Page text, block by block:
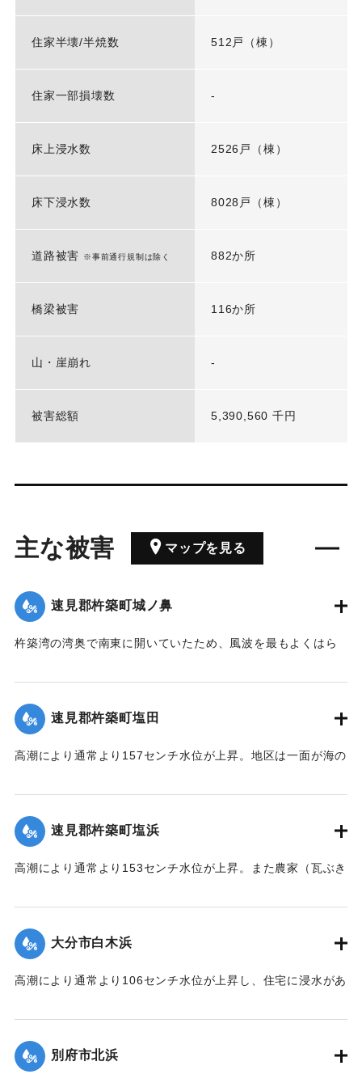
住家半壊/半焼数 512戸（棟）
住家一部損壊数 -
床上浸水数 2526戸（棟）
床下浸水数 8028戸（棟）
道路被害 ※事前通行規制は除く 882か所
橋梁被害 116か所
山・崖崩れ -
被害総額 5,390,560 千円
主な被害 マップを見る
速見郡杵築町城ノ鼻
杵築湾の湾奥で南東に開いていたため、風波を最もよくはら
により通常より155センチ水位が上昇した。
｜固有コード:00513033
速見郡杵築町塩田
高潮により通常より157センチ水位が上昇。地区は一面が海の
約700メートル国東鉄道橋下附近まで、そのままの状態で潮流
に流された。
速見郡杵築町塩浜
高潮により通常より153センチ水位が上昇。また農家（瓦ぶき
ままの状態で潮流に流された。
｜固有コード:00513035
大分市白木浜
高潮により通常より106センチ水位が上昇し、住宅に浸水があ
別府市北浜